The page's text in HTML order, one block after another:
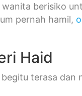
wanita berisiko
pernah hamil,
Haid
terasa dan